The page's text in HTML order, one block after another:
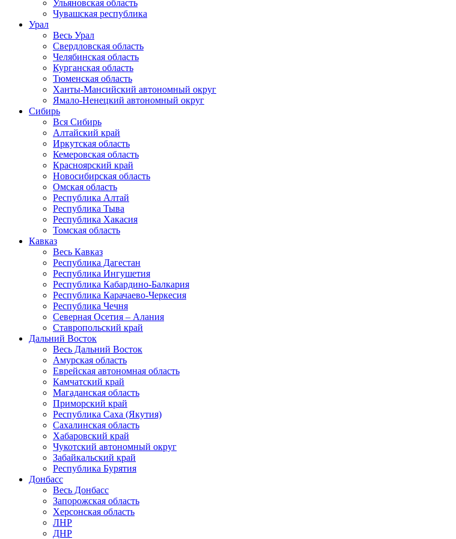
Ульяновская область
Чувашская республика
Урал
Весь Урал
Свердловская область
Челябинская область
Курганская область
Тюменская область
Ханты-Мансийский автономный округ
Ямало-Ненецкий автономный округ
Сибирь
Вся Сибирь
Алтайский край
Иркутская область
Кемеровская область
Красноярский край
Новосибирская область
Омская область
Республика Алтай
Республика Тыва
Республика Хакасия
Томская область
Кавказ
Весь Кавказ
Республика Дагестан
Республика Ингушетия
Республика Кабардино-Балкария
Республика Карачаево-Черкесия
Республика Чечня
Северная Осетия – Алания
Ставропольский край
Дальний Восток
Весь Дальний Восток
Амурская область
Еврейская автономная область
Камчатский край
Магаданская область
Приморский край
Республика Саха (Якутия)
Сахалинская область
Хабаровский край
Чукотский автономный округ
Забайкальский край
Республика Бурятия
Донбасс
Весь Донбасс
Запорожская область
Херсонская область
ЛНР
ДНР